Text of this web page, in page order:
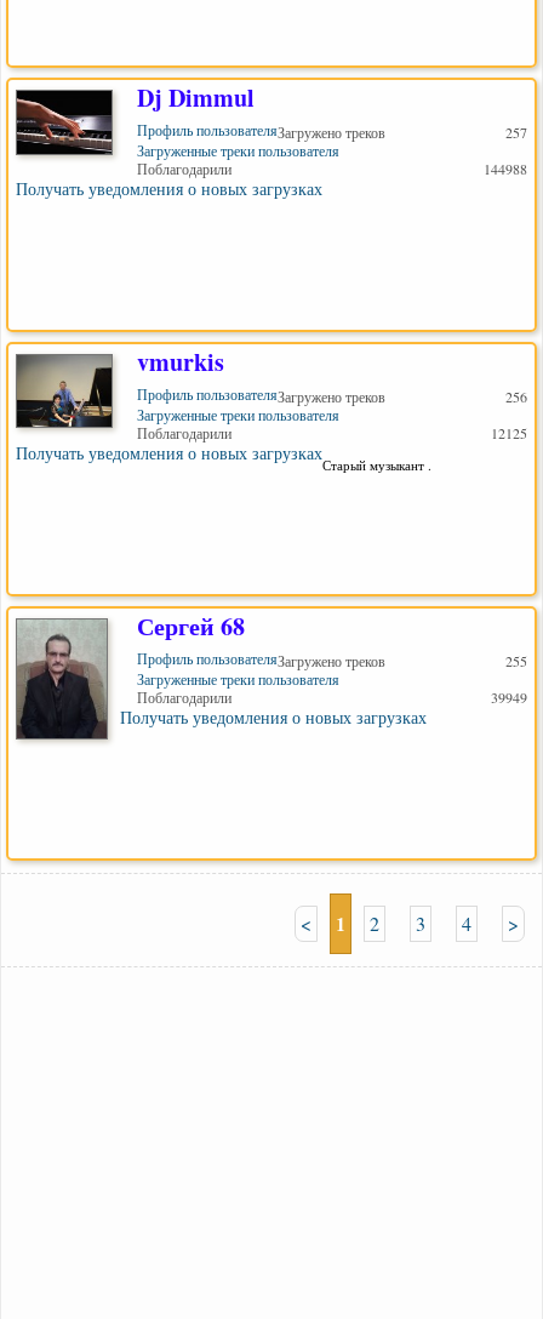
Dj Dimmul
Профиль пользователяЗагружено треков
257
Загруженные треки пользователя
Поблагодарили
144988
Получать уведомления о новых загрузках
vmurkis
Профиль пользователяЗагружено треков
256
Загруженные треки пользователя
Поблагодарили
12125
Получать уведомления о новых загрузках
Старый музыкант .
Сергей 68
Профиль пользователяЗагружено треков
255
Загруженные треки пользователя
Поблагодарили
39949
Получать уведомления о новых загрузках
< 1 2 3 4 >